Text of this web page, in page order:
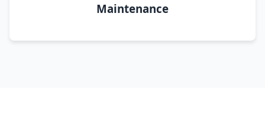
Maintenance